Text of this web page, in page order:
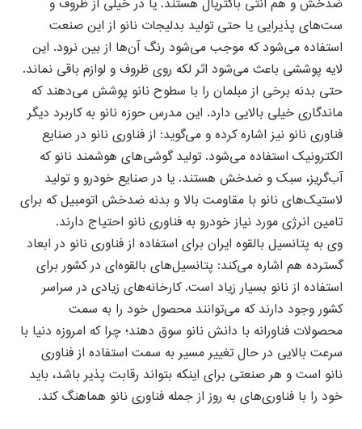
ضدخش و هم آنتی باکتریال هستند. یا در خیلی از ظروف و
ست‌های پذیرایی یا حتی تولید بدلیجات نانو از این صنعت
استفاده می‌شود که موجب می‌شود رنگ آن‌ها از بین نرود. این
لایه پوششی باعث می‌شود اثر لکه روی ظروف و لوازم باقی نماند.
حتی بدنه برخی از مبلمان را با سطوح نانو پوشش می‌دهند که
ماندگاری خیلی بالایی دارد. این مدرس حوزه نانو به کاربرد دیگر
فناوری نانو نیز اشاره کرده و می‌گوید: از فناوری نانو در صنایع
الکترونیک استفاده می‌شود. تولید گوشی‌های هوشمند نانو که
آب‌گریز، سبک و ضدخش هستند. یا در صنایع خودرو و تولید
لاستیک‌های نانو با مقاومت بالا و بدنه ضدخش اتومبیل که برای
تامین انرژی مورد نیاز خودرو به فناوری نانو احتیاج دارند.
وی به پتانسیل بالقوه ایران برای استفاده از فناوری نانو در ابعاد
گسترده هم اشاره می‌کند: پتانسیل‌های بالقوه‌ای در کشور برای
استفاده از نانو بسیار زیاد است. کارخانه‌های زیادی در سراسر
کشور وجود دارند که می‌توانند محصول خود را به سمت
محصولات فناورانه با دانش نانو سوق دهند؛ چرا که امروزه دنیا با
سرعت بالایی در حال تغییر مسیر به سمت استفاده از فناوری
نانو است و هر صنعتی برای اینکه بتواند رقابت پذیر باشد، باید
خود را با فناوری‌های به روز از جمله فناوری نانو هماهنگ کند.